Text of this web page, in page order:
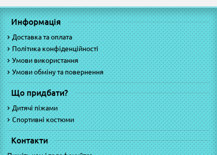
Информація
Доставка та оплата
Політика конфіденційності
Умови використання
Умови обміну та повернення
Що придбати?
Дитячі піжами
Спортивні костюми
Контакти